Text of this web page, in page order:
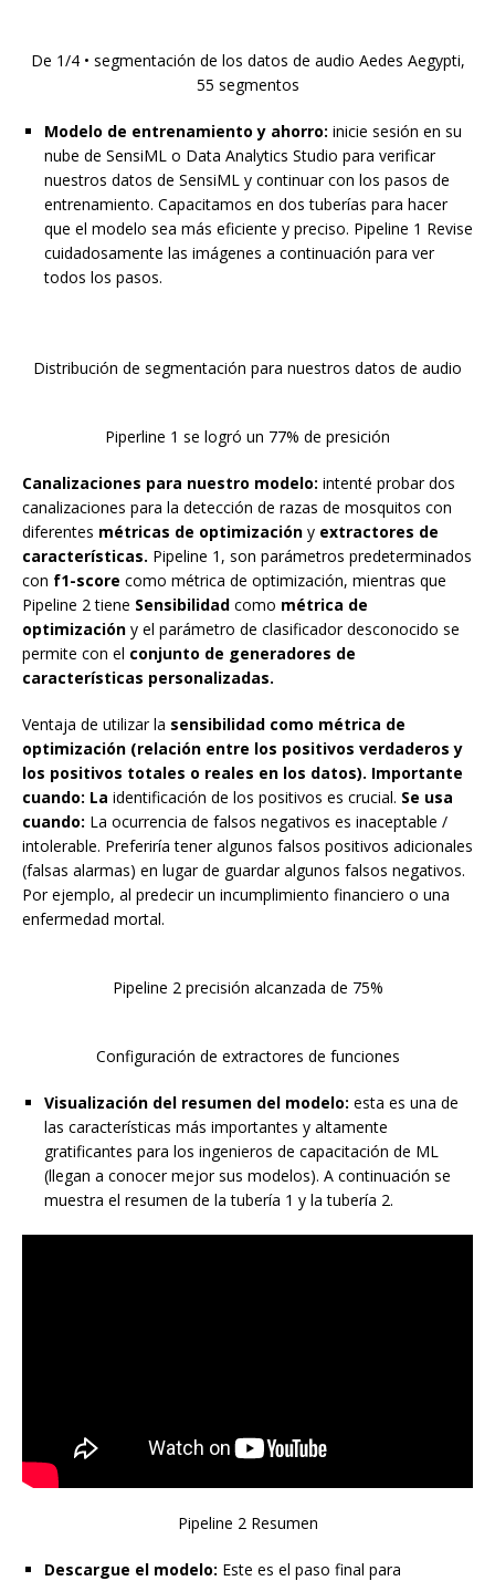
De 1/4 • segmentación de los datos de audio Aedes Aegypti,
55 segmentos
Modelo de entrenamiento y ahorro: inicie sesión en su
nube de SensiML o Data Analytics Studio para verificar
nuestros datos de SensiML y continuar con los pasos de
entrenamiento. Capacitamos en dos tuberías para hacer
que el modelo sea más eficiente y preciso. Pipeline 1 Revise
cuidadosamente las imágenes a continuación para ver
todos los pasos.
Distribución de segmentación para nuestros datos de audio
Piperline 1 se logró un 77% de presición
Canalizaciones para nuestro modelo: intenté probar dos
canalizaciones para la detección de razas de mosquitos con
diferentes métricas de optimización y extractores de
características. Pipeline 1, son parámetros predeterminados
con f1-score como métrica de optimización, mientras que
Pipeline 2 tiene Sensibilidad como métrica de
optimización y el parámetro de clasificador desconocido se
permite con el conjunto de generadores de
características personalizadas.
Ventaja de utilizar la sensibilidad como métrica de
optimización (relación entre los positivos verdaderos y
los positivos totales o reales en los datos). Importante
cuando: La identificación de los positivos es crucial. Se usa
cuando: La ocurrencia de falsos negativos es inaceptable /
intolerable. Preferiría tener algunos falsos positivos adicionales
(falsas alarmas) en lugar de guardar algunos falsos negativos.
Por ejemplo, al predecir un incumplimiento financiero o una
enfermedad mortal.
Pipeline 2 precisión alcanzada de 75%
Configuración de extractores de funciones
Visualización del resumen del modelo: esta es una de
las características más importantes y altamente
gratificantes para los ingenieros de capacitación de ML
(llegan a conocer mejor sus modelos). A continuación se
muestra el resumen de la tubería 1 y la tubería 2.
Pipeline 2 Resumen
Descargue el modelo: Este es el paso final para